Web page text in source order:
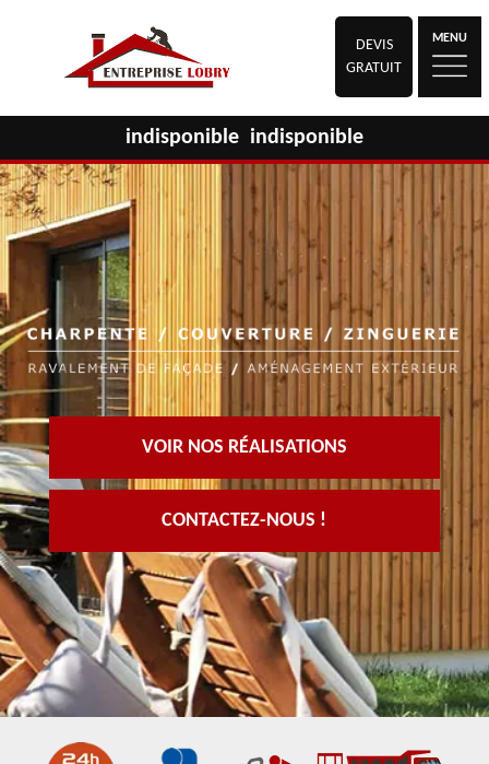
DEVIS
GRATUIT
MENU
indisponible indisponible
VOIR NOS RÉALISATIONS
CONTACTEZ-NOUS !